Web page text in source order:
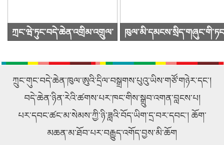
ཀྲང་ཝེ་ཏུང་བདེ་ཆེན་འགྲིམ་འགྲུལ་
ཕེབས་ནས་བརྟག་དཔྱད་གནང་བ།
འཚོགས།
ཀྲུང་གུང་བདེ་ཆེན་ཁུལ་ཨུའི་དྲིལ་བསྒྲགས་པུའུ་ཡིས་གཙོ་གཉེར་དང་།
བདེ་ཆེན་ཉིན་རེའི་ཚགས་པར་ཁང་གིས་སྒྲུབ་འགན་བླངས་པ།
པར་དབང་ཚང་མ་སེམས་ཀྱི་ཉི་ཟླའི་བོད་ཡིག་དྲ་བར་དབང་། ཆོག་
མཆན་མ་ཐོབ་པར་བརྒྱུད་འགོད་བྱས་མི་ཆོག